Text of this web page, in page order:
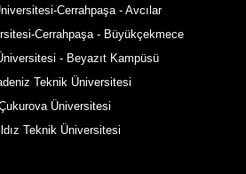
Cerrahpaşa - Avcılar
Cerrahpaşa - Büyükçekmece
- Beyazıt Kampüsü
Teknik Üniversitesi
Üniversitesi
Teknik Üniversitesi